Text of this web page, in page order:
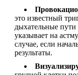
это известный
дыхательные пути
указывает на
случае, если
результаты.